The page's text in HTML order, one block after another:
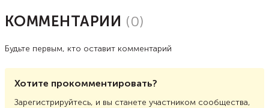
КОММЕНТАРИИ (0)
Будьте первым, кто оставит комментарий
Хотите прокомментировать?
Зарегистрируйтесь, и вы станете участником сообщества,